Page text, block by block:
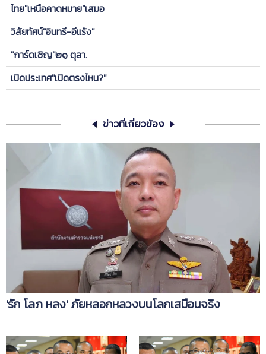
ไทย"เหนือคาดหมาย"เสมอ
วิสัยทัศน์"อินทรี-อีแร้ง"
"การ์ดเชิญ"๒๑ ตุลา.
เปิดประเทศ"เปิดตรงไหน?"
ข่าวที่เกี่ยวข้อง
'รัก โลภ หลง' ภัยหลอกหลวงบนโลกเสมือนจริง